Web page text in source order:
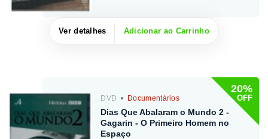
Ver detalhes Adicionar ao Carrinho
20%
OFF
DVD Documentários
Dias Que Abalaram o Mundo 2 -
Gagarin - O Primeiro Homem no
Espaço